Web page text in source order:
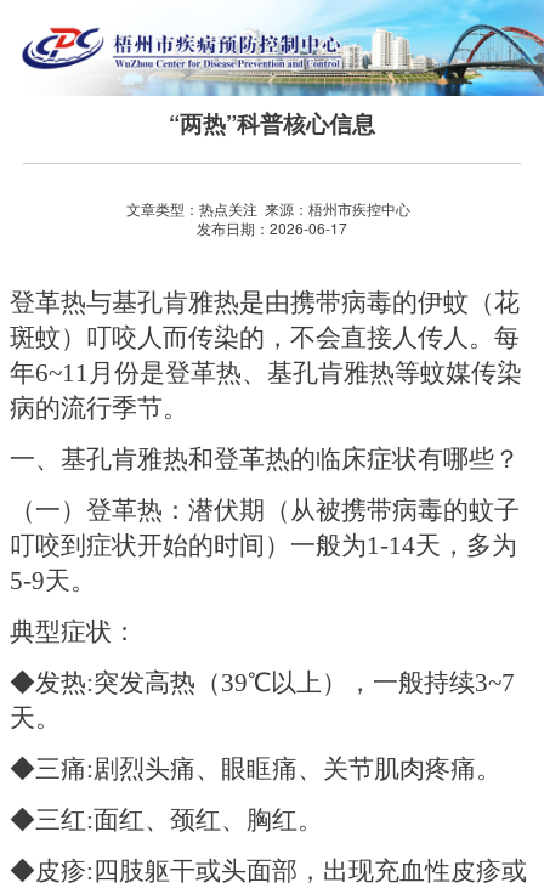
“两热”科普核心信息
文章类型：热点关注 来源：梧州市疾控中心
发布日期：2026-06-17
登革热与基孔肯雅热是由携带病毒的伊蚊（花
斑蚊）叮咬人而传染的，不会直接人传人。每
年6~11月份是登革热、基孔肯雅热等蚊媒传染
病的流行季节。
一、基孔肯雅热和登革热的临床症状有哪些？
（一）登革热： 潜伏期（从被携带病毒的蚊子
叮咬到症状开始的时间）一般为1-14天，多为
5-9天。
典型症状：
◆发热:突发高热（39℃以上），一般持续3~7
天。
◆三痛:剧烈头痛、眼眶痛、关节肌肉疼痛。
◆三红:面红、颈红、胸红。
◆皮疹:四肢躯干或头面部，出现充血性皮疹或